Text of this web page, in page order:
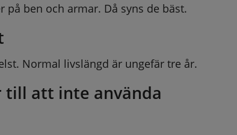
på ben och armar. Då syns de bäst.
Normal livslängd är ungefär tre år.
till att inte använda